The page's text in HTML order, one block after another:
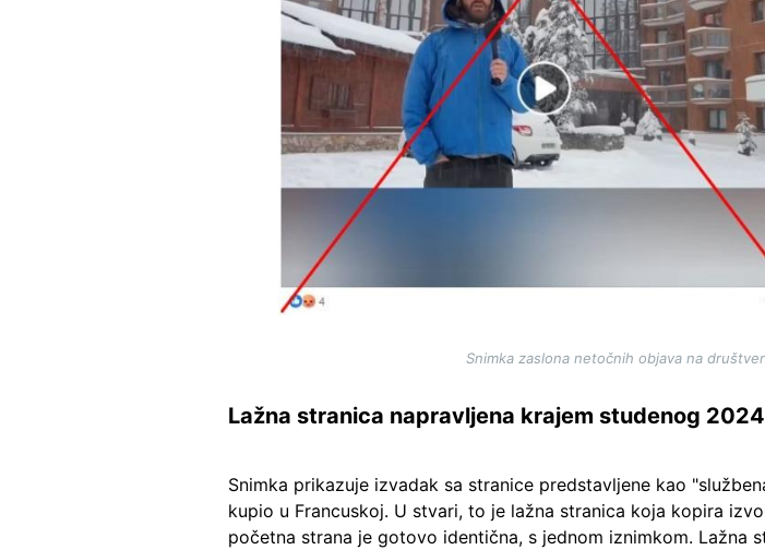
Snimka zaslona netočnih objava na
Lažna stranica napravljena krajem studenog
Snimka prikazuje izvadak sa stranice predstavljene kao
kupio u Francuskoj. U stvari, to je lažna stranica koja kopira
početna strana je gotovo identična, s jednom iznimkom. Lažna